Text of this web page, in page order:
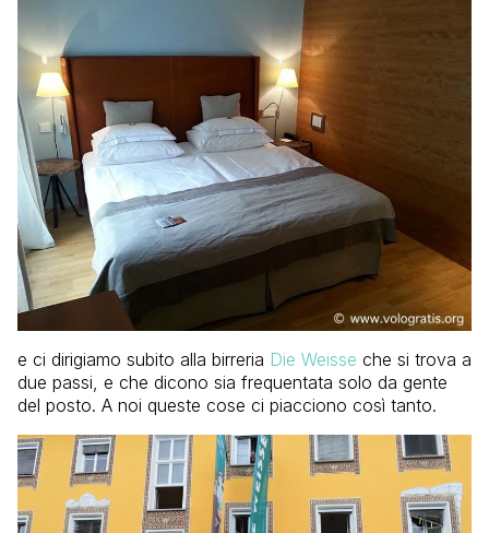
e ci dirigiamo subito alla birreria Die Weisse che si trova a
due passi, e che dicono sia frequentata solo da gente
del posto. A noi queste cose ci piacciono così tanto.